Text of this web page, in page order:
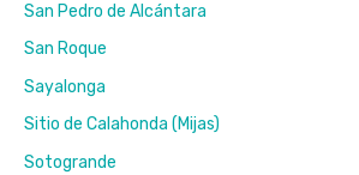
San Pedro de Alcántara
San Roque
Sayalonga
Sitio de Calahonda (Mijas)
Sotogrande